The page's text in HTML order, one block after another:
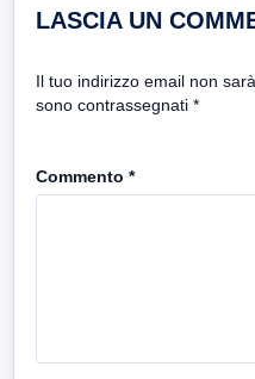
LASCIA UN
Il tuo indirizzo email non
sono contrassegnati *
Commento *